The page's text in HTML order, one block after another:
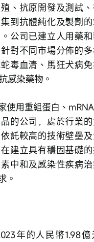
、抗原開發及測試
到抗體純化及製劑
公司已建立人用藥
對不同市場分佈的
毒血清、馬狂犬病
感染藥物。
使用重組蛋白、
的公司，處於行業
託較高的技術壁壘
建立具有穩固基礎
中和及感染性疾病
。
年的人民幣1.98億